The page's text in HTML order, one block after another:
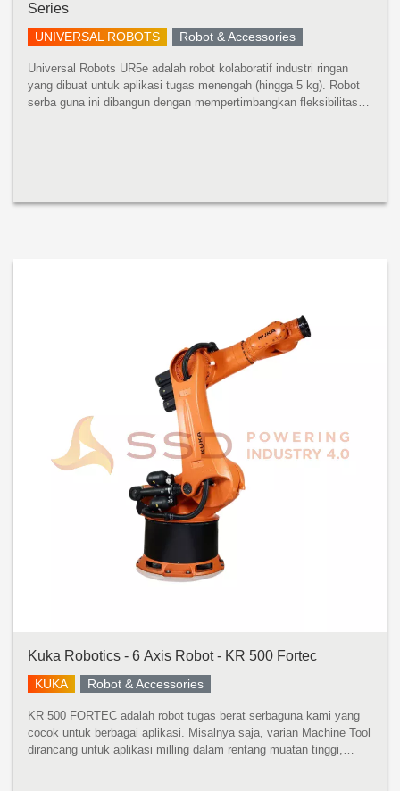
Series
UNIVERSAL ROBOTS Robot & Accessories
Universal Robots UR5e adalah robot kolaboratif industri ringan
yang dibuat untuk aplikasi tugas menengah (hingga 5 kg). Robot
serba guna ini dibangun dengan mempertimbangkan fleksibilitas
Kuka Robotics - 6 Axis Robot - KR 500 Fortec
KUKA Robot & Accessories
KR 500 FORTEC adalah robot tugas berat serbaguna kami yang
cocok untuk berbagai aplikasi. Misalnya saja, varian Machine Tool
dirancang untuk aplikasi milling dalam rentang muatan tinggi,